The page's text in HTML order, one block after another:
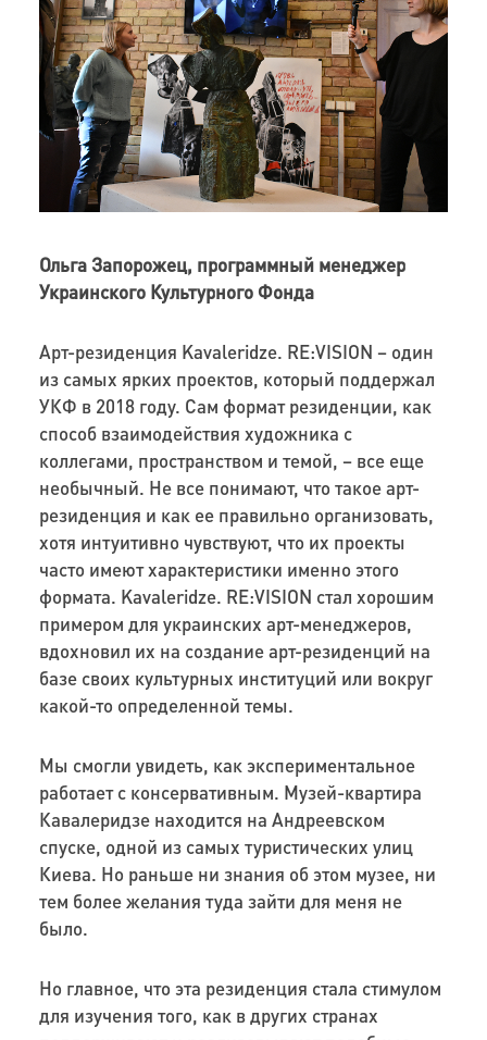
Ольга Запорожец, программный менеджер
Украинского Культурного Фонда
Арт-резиденция Kavaleridze. RE:VISION – один
из самых ярких проектов, который поддержал
УКФ в 2018 году. Сам формат резиденции, как
способ взаимодействия художника с
коллегами, пространством и темой, – все еще
необычный. Не все понимают, что такое арт-
резиденция и как ее правильно организовать,
хотя интуитивно чувствуют, что их проекты
часто имеют характеристики именно этого
формата. Kavaleridze. RE:VISION стал хорошим
примером для украинских арт-менеджеров,
вдохновил их на создание арт-резиденций на
базе своих культурных институций или вокруг
какой-то определенной темы.
Мы смогли увидеть, как экспериментальное
работает с консервативным. Музей-квартира
Кавалеридзе находится на Андреевском
спуске, одной из самых туристических улиц
Киева. Но раньше ни знания об этом музее, ни
тем более желания туда зайти для меня не
было.
Но главное, что эта резиденция стала стимулом
для изучения того, как в других странах